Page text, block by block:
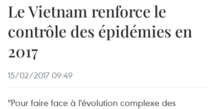
Le Vietnam renforce le
contrôle des épidémies en
2017
15/02/2017 09:49
"Pour faire face à l'évolution complexe des